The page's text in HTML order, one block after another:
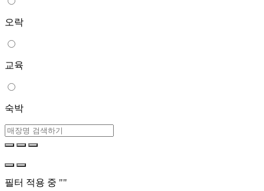
오락
교육
숙박
필터 적용 중 ""